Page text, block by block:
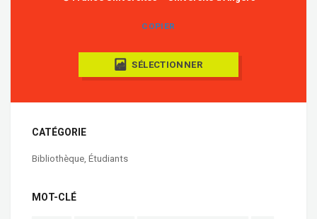
COPIER
SÉLECTIONNER
CATÉGORIE
Bibliothèque, Étudiants
MOT-CLÉ